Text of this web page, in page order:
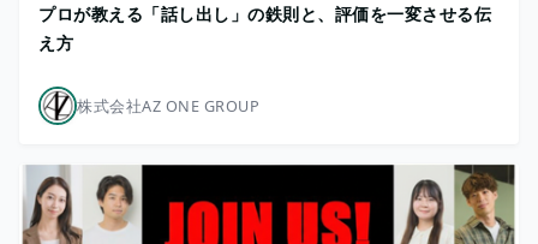
プロが教える「話し出し」の鉄則と、評価を一変させる伝
え方
株式会社AZ ONE GROUP